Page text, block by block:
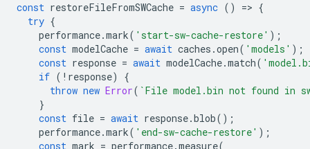
const restoreFileFromSWCache = async () => {
try {
performance.mark( 'start-sw-cache-restore' );
const modelCache = await caches .open( 'models' );
const response = await modelCache.match(
if ( ! response)
{
throw new Error( `File model.bin not found in
}
const file = await response.blob();
performance.mark( 'end-sw-cache-restore' );
const mark = performance.measure(